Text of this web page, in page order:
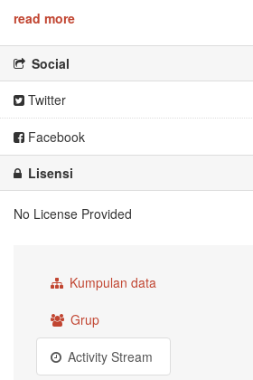
read more
Social
Twitter
Facebook
Lisensi
No License Provided
Kumpulan data
Grup
Activity Stream